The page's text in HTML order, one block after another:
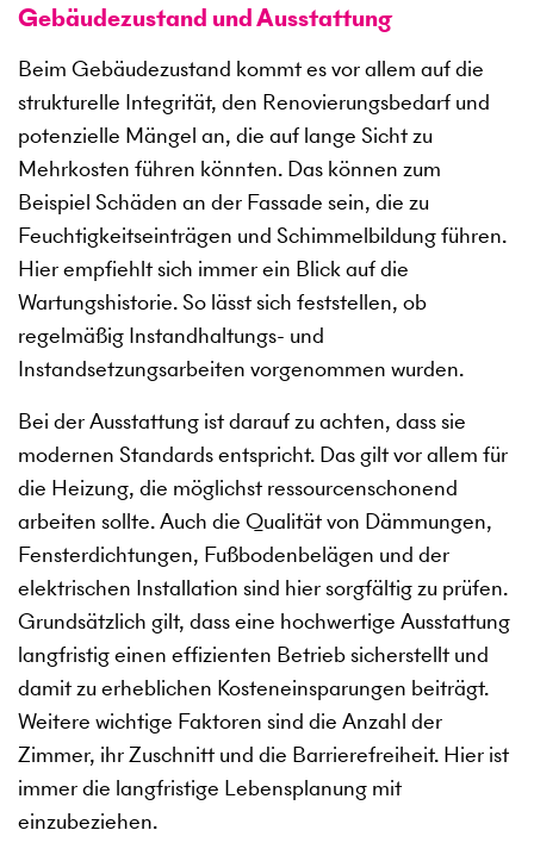
Gebäudezustand und Ausstattung
Beim Gebäudezustand kommt es vor allem auf die
strukturelle Integrität, den Renovierungsbedarf und
potenzielle Mängel an, die auf lange Sicht zu
Mehrkosten führen könnten. Das können zum
Beispiel Schäden an der Fassade sein, die zu
Feuchtigkeitseinträgen und Schimmelbildung führen.
Hier empfiehlt sich immer ein Blick auf die
Wartungshistorie. So lässt sich feststellen, ob
regelmäßig Instandhaltungs- und
Instandsetzungsarbeiten vorgenommen wurden.
Bei der Ausstattung ist darauf zu achten, dass sie
modernen Standards entspricht. Das gilt vor allem für
die Heizung, die möglichst ressourcenschonend
arbeiten sollte. Auch die Qualität von Dämmungen,
Fensterdichtungen, Fußbodenbelägen und der
elektrischen Installation sind hier sorgfältig zu prüfen.
Grundsätzlich gilt, dass eine hochwertige Ausstattung
langfristig einen effizienten Betrieb sicherstellt und
damit zu erheblichen Kosteneinsparungen beiträgt.
Weitere wichtige Faktoren sind die Anzahl der
Zimmer, ihr Zuschnitt und die Barrierefreiheit. Hier ist
immer die langfristige Lebensplanung mit
einzubeziehen.